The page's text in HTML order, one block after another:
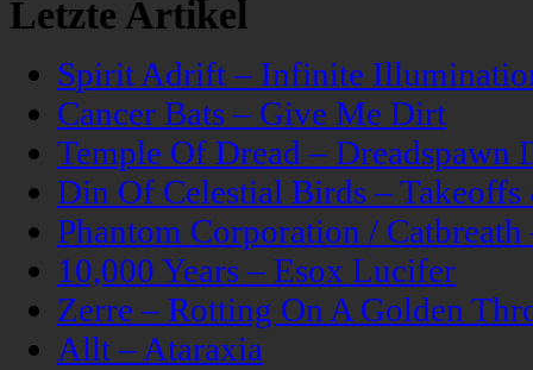
Letzte Artikel
Spirit Adrift – Infinite
Cancer Bats – Give Me Dirt
Temple Of Dread – Dreadspawn
Din Of Celestial Birds –
Phantom Corporation /
10,000 Years – Esox Lucifer
Zerre – Rotting On A Golden
Allt – Ataraxia